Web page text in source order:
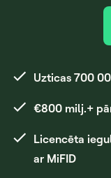
Uzticas 700
€800 milj.+
Licencēta
ar MiFID